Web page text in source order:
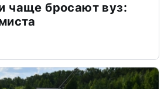
чаще бросают вуз: